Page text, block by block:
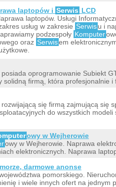
laptopów i Serwis LCD
laptopów. Usługi
usług w zakresie Serwisu i
podzespoły Komputer
oraz Serwisem
oprogramowanie Subiekt
solidną firmą, która profesjonalnie
się firmą zajmującą się
do wszystkich
owy w Wejherowie
owy w Wejherowie. Naprawa
elektronicznych. Naprawa
darmowe anonse
pomorskiego.
i wiele innych ofert na jednym